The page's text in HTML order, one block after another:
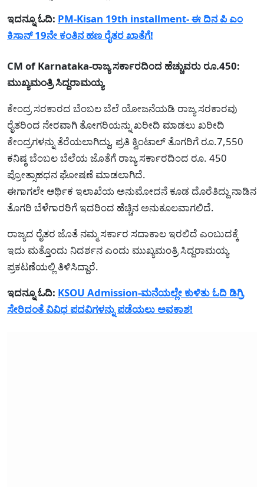
ಇದನ್ನೂ ಓದಿ: PM-Kisan 19th installment- ಈ ದಿನ ಪಿ ಎಂ
ಕಿಸಾನ್ 19ನೇ ಕಂತಿನ ಹಣ ರೈತರ ಖಾತೆಗೆ!
CM of Karnataka-ರಾಜ್ಯ ಸರ್ಕಾರದಿಂದ ಹೆಚ್ಚುವರು ರೂ.450:
ಮುಖ್ಯಮಂತ್ರಿ ಸಿದ್ದರಾಮಯ್ಯ
ಕೇಂದ್ರ ಸರಕಾರದ ಬೆಂಬಲ ಬೆಲೆ ಯೋಜನೆಯಡಿ ರಾಜ್ಯ ಸರಕಾರವು
ರೈತರಿಂದ ನೇರವಾಗಿ ತೋಗರಿಯನ್ನು ಖರೀದಿ ಮಾಡಲು ಖರೀದಿ
ಕೇಂದ್ರಗಳನ್ನು ತೆರೆಯಲಾಗಿದ್ದು, ಪ್ರತಿ ಕ್ವಿಂಟಾಲ್‌ ತೊಗರಿಗೆ ರೂ.7,550
ಕನಿಷ್ಠ ಬೆಂಬಲ ಬೆಲೆಯ ಜೊತೆಗೆ ರಾಜ್ಯ ಸರ್ಕಾರದಿಂದ ರೂ. 450
ಪ್ರೋತ್ಸಾಹಧನ ಘೋಷಣೆ ಮಾಡಲಾಗಿದೆ.
ಈಗಾಗಲೇ ಆರ್ಥಿಕ ಇಲಾಖೆಯ ಅನುಮೋದನೆ ಕೂಡ ದೊರೆತಿದ್ದು ನಾಡಿನ
ತೊಗರಿ ಬೆಳೆಗಾರರಿಗೆ ಇದರಿಂದ ಹೆಚ್ಚಿನ ಅನುಕೂಲವಾಗಲಿದೆ.
ರಾಜ್ಯದ ರೈತರ ಜೊತೆ ನಮ್ಮ ಸರ್ಕಾರ ಸದಾಕಾಲ ಇರಲಿದೆ ಎಂಬುದಕ್ಕೆ
ಇದು ಮತ್ತೊಂದು ನಿದರ್ಶನ ಎಂದು ಮುಖ್ಯಮಂತ್ರಿ ಸಿದ್ದರಾಮಯ್ಯ
ಪ್ರಕಟಣೆಯಲ್ಲಿ ತಿಳಿಸಿದ್ದಾರೆ.
ಇದನ್ನೂ ಓದಿ: KSOU Admission-ಮನೆಯಲ್ಲೇ ಕುಳಿತು ಓದಿ ಡಿಗ್ರಿ
ಸೇರಿದಂತೆ ವಿವಿಧ ಪದವಿಗಳನ್ನು ಪಡೆಯಲು ಅವಕಾಶ!